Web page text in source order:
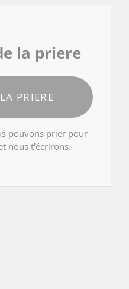
la priere
PRIERE
pouvons prier pour
nous t'écrirons.